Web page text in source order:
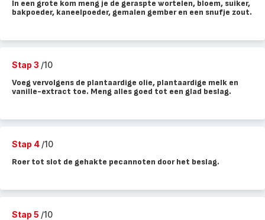
In een grote kom meng je de geraspte wortelen, bloem, suiker,
bakpoeder, kaneelpoeder, gemalen gember en een snufje zout.
Stap 3 /10
Voeg vervolgens de plantaardige olie, plantaardige melk en
vanille-extract toe. Meng alles goed tot een glad beslag.
Stap 4 /10
Roer tot slot de gehakte pecannoten door het beslag.
Stap 5 /10